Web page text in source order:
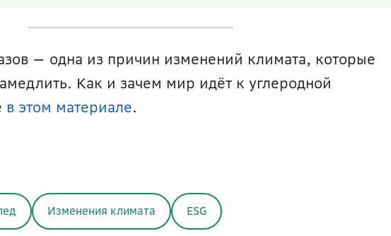
— одна из причин изменений климата, которые
Как и зачем мир идёт к углеродной
в этом материале.
Изменения климата ESG